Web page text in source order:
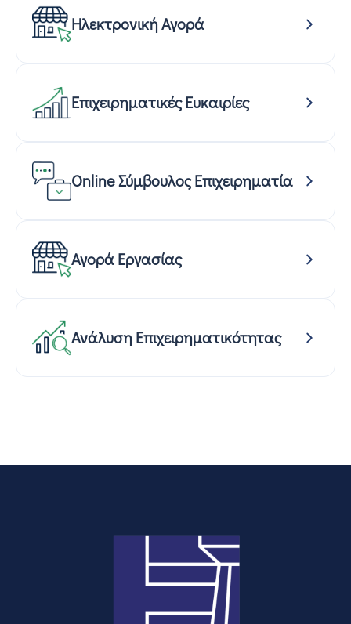
Ηλεκτρονική Αγορά
Επιχειρηματικές Ευκαιρίες
Online Σύμβουλος Επιχειρηματία
Αγορά Εργασίας
Ανάλυση Επιχειρηματικότητας